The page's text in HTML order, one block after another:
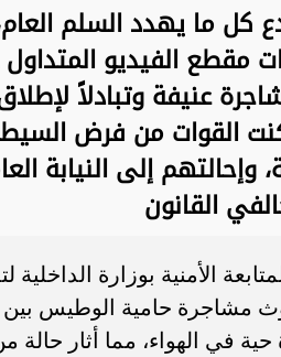
كل ما يهدد السلم
الفيديو المتداول
عنيفة وتبادلاً
القوات من فرض
وإحالتهم إلى النيابة
القانون
الأمنية بوزارة
مشاجرة حامية الوطيس
في الهواء، مما أثار حالة